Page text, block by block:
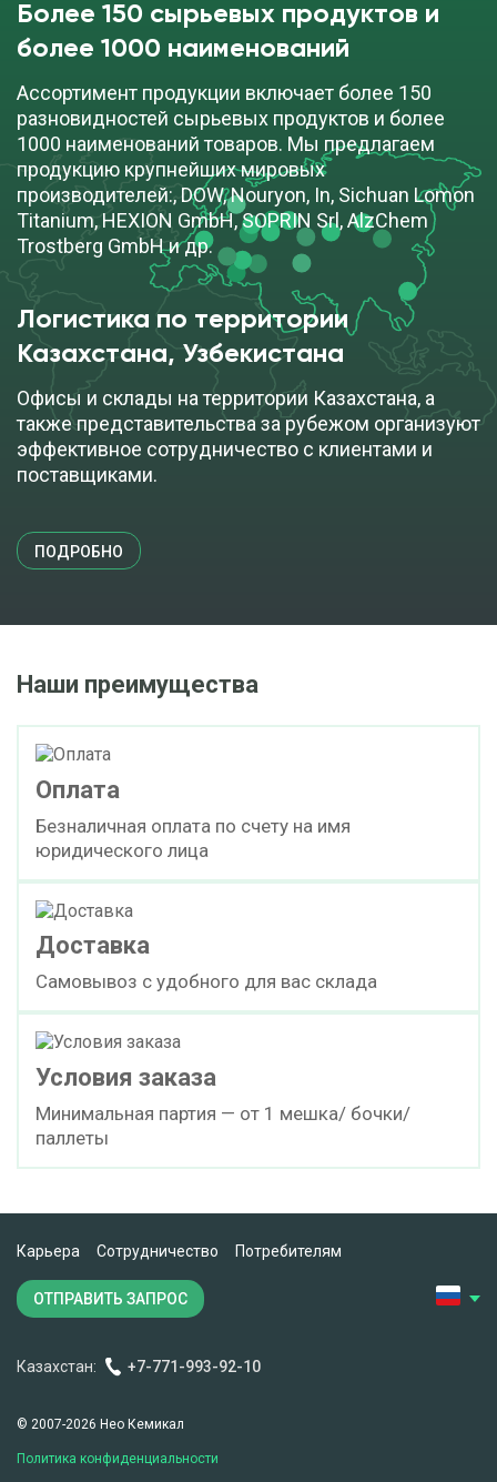
Более 150 сырьевых продуктов и
более 1000 наименований
Ассортимент продукции включает более 150
разновидностей сырьевых продуктов и более
1000 наименований товаров. Мы предлагаем
продукцию крупнейших мировых
производителей:, DOW, Nouryon, In, Sichuan Lomon
Titanium, HEXION GmbH, SOPRIN Srl, AlzChem
Trostberg GmbH и др.
Логистика по территории
Казахстана, Узбекистана
Офисы и склады на территории Казахстана, а
также представительства за рубежом организуют
эффективное сотрудничество с клиентами и
поставщиками.
ПОДРОБНО
Наши преимущества
Оплата
Безналичная оплата по счету на имя
юридического лица
Доставка
Самовывоз с удобного для вас склада
Условия заказа
Минимальная партия — от 1 мешка/ бочки/
паллеты
Карьера Сотрудничество Потребителям
ОТПРАВИТЬ ЗАПРОС
Казахстан: +7-771-993-92-10
© 2007-2026 Нео Кемикал
Политика конфиденциальности